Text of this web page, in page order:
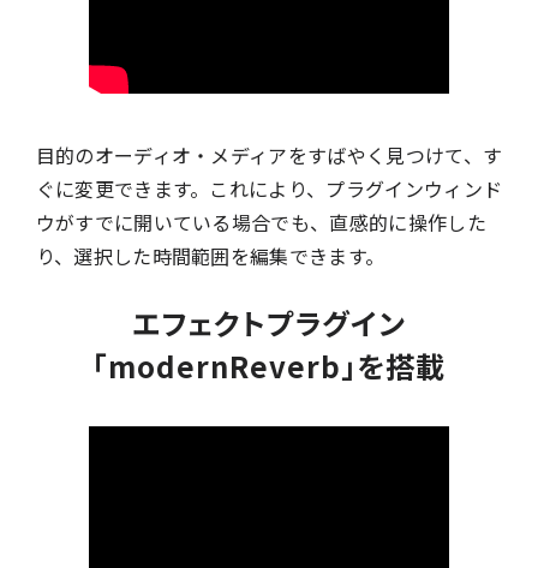
目的のオーディオ・メディアをすばやく見つけて、す
ぐに変更できます。これにより、プラグインウィンド
ウがすでに開いている場合でも、直感的に操作した
り、選択した時間範囲を編集できます。
エフェクトプラグイン
「modernReverb」を搭載